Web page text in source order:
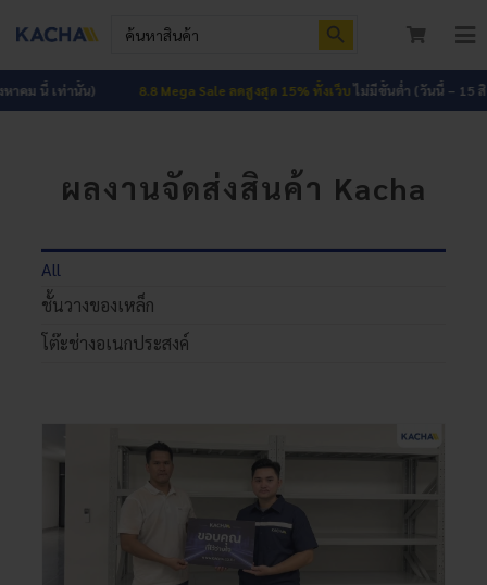
Search
for:
หน้าแรก
โปรโมชัน HOT
ผลงาน
บทความ
เข้าสู่ระบบ
เท่านั้น) 8.8 Mega Sale ลดสูงสุด 15% ทั้งเว็บไม่มีขั้นต่ำ (วันนี้ – 15 สิงหาค
ผลงานจัดส่งสินค้า Kacha
All
ชั้นวางของเหล็ก
โต๊ะช่างอเนกประสงค์